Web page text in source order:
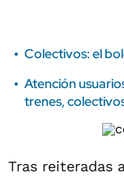
Colectivos: el
Atención
trenes,
Tras reiteradas